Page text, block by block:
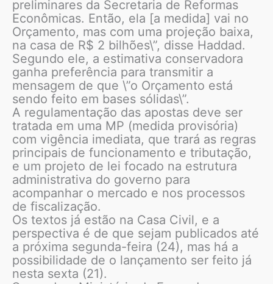
preliminares da Secretaria de Reformas
Econômicas. Então, ela [a medida] vai no
Orçamento, mas com uma projeção baixa,
na casa de R$ 2 bilhões\”, disse Haddad.
Segundo ele, a estimativa conservadora
ganha preferência para transmitir a
mensagem de que \”o Orçamento está
sendo feito em bases sólidas\”.
A regulamentação das apostas deve ser
tratada em uma MP (medida provisória)
com vigência imediata, que trará as regras
principais de funcionamento e tributação,
e um projeto de lei focado na estrutura
administrativa do governo para
acompanhar o mercado e nos processos
de fiscalização.
Os textos já estão na Casa Civil, e a
perspectiva é de que sejam publicados até
a próxima segunda-feira (24), mas há a
possibilidade de o lançamento ser feito já
nesta sexta (21).